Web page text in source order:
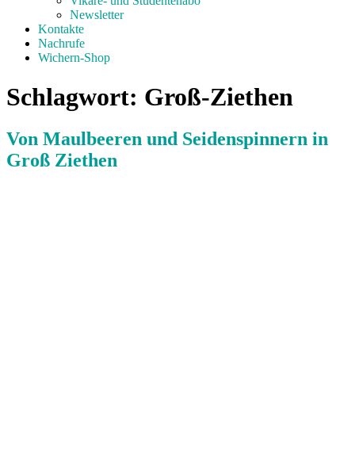
Newsletter
Kontakte
Nachrufe
Wichern-Shop
Schlagwort: Groß-Ziethen
Von Maulbeeren und Seidenspinnern in
Groß Ziethen